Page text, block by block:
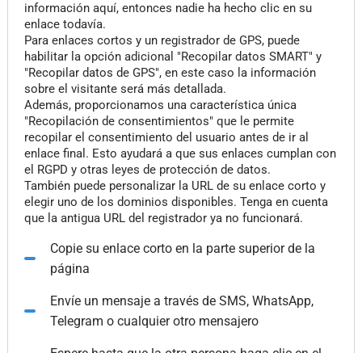
información aquí, entonces nadie ha hecho clic en su
enlace todavía.
Para enlaces cortos y un registrador de GPS, puede
habilitar la opción adicional "Recopilar datos SMART" y
"Recopilar datos de GPS", en este caso la información
sobre el visitante será más detallada.
Además, proporcionamos una característica única
"Recopilación de consentimientos" que le permite
recopilar el consentimiento del usuario antes de ir al
enlace final. Esto ayudará a que sus enlaces cumplan con
el RGPD y otras leyes de protección de datos.
También puede personalizar la URL de su enlace corto y
elegir uno de los dominios disponibles. Tenga en cuenta
que la antigua URL del registrador ya no funcionará.
Copie su enlace corto en la parte superior de la
página
Envíe un mensaje a través de SMS, WhatsApp,
Telegram o cualquier otro mensajero